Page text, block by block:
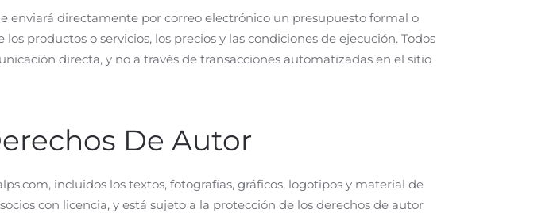
enviará directamente por correo electrónico un presupuesto formal o
productos o servicios, los precios y las condiciones de ejecución. Todos
directa, y no a través de transacciones automatizadas en el sitio
De Autor
incluidos los textos, fotografías, gráficos, logotipos y material de
con licencia, y está sujeto a la protección de los derechos de autor